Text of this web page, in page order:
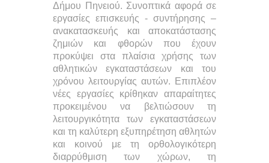
Δήμου Πηνειού. Συνοπτικά αφορά σε
εργασίες επισκευής - συντήρησης –
ανακατασκευής και αποκατάστασης
ζημιών και φθορών που έχουν
προκύψει στα πλαίσια χρήσης των
αθλητικών εγκαταστάσεων και του
χρόνου λειτουργίας αυτών. Επιπλέον
νέες εργασίες κρίθηκαν απαραίτητες
προκειμένου να βελτιώσουν τη
λειτουργικότητα των εγκαταστάσεων
και τη καλύτερη εξυπηρέτηση αθλητών
και κοινού με τη ορθολογικότερη
διαρρύθμιση των χώρων, τη